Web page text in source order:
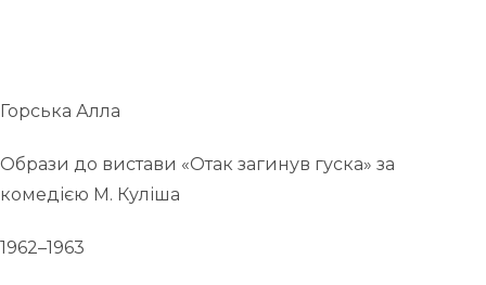
Горська Алла
Образи до вистави «Отак загинув гуска» за
комедією М. Куліша
1962–1963